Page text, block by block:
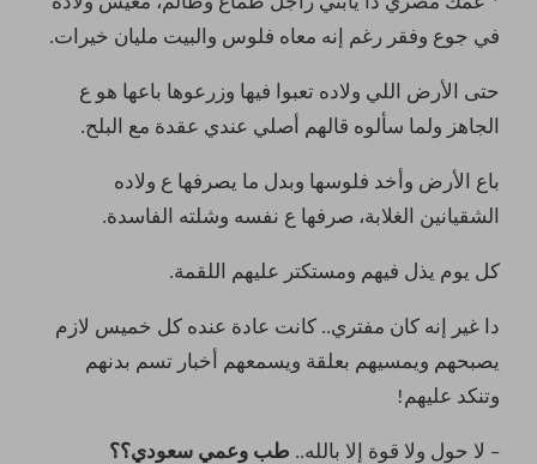
في جوع وفقر رغم إنه معاه فلوس والبيت مليان خيرات.
حتى الأرض اللي ولاده تعبوا فيها وزرعوها باعها هو ع
الجاهز ولما سألوه قالهم أصلي عندي عقدة مع البلح.
باع الأرض وأخد فلوسها وبدل ما يصرفها ع ولاده
الشقيانين الغلابة، صرفها ع نفسه وشلته الفاسدة.
كل يوم يذل فيهم ومستكتر عليهم اللقمة.
دا غير إنه كان مفتري.. كانت عادة عنده كل خميس لازم
يصبحهم ويمسيهم بعلقة ويسمعهم أخبار تسم بدنهم
وتنكد عليهم!
– لا حول ولا قوة إلا بالله.. طب وعمي سعودي؟؟